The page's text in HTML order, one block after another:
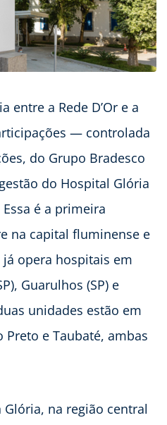
entre a Rede D’Or e a
— controlada
do Grupo Bradesco
do Hospital Glória
Essa é a primeira
na capital fluminense e
opera hospitais em
Guarulhos (SP) e
unidades estão em
e Taubaté, ambas
na região central